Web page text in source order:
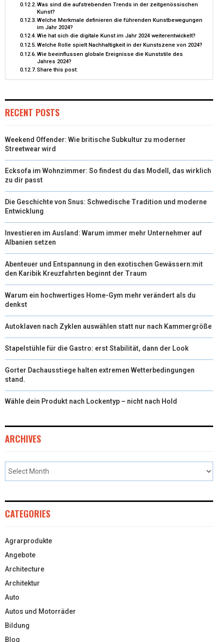
Was sind die aufstrebenden Trends in der zeitgenössischen
Kunst?
Welche Merkmale definieren die führenden Kunstbewegungen
im Jahr 2024?
Wie hat sich die digitale Kunst im Jahr 2024 weiterentwickelt?
Welche Rolle spielt Nachhaltigkeit in der Kunstszene von 2024?
Wie beeinflussen globale Ereignisse die Kunststile des
Jahres 2024?
Share this post:
RECENT POSTS
Weekend Offender: Wie britische Subkultur zu moderner
Streetwear wird
Ecksofa im Wohnzimmer: So findest du das Modell, das wirklich
zu dir passt
Die Geschichte von Snus: Schwedische Tradition und moderne
Entwicklung
Investieren im Ausland: Warum immer mehr Unternehmer auf
Albanien setzen
Abenteuer und Entspannung in den exotischen Gewässern:mit
den Karibik Kreuzfahrten beginnt der Traum
Warum ein hochwertiges Home-Gym mehr verändert als du
denkst
Autoklaven nach Zyklen auswählen statt nur nach Kammergröße
Stapelstühle für die Gastro: erst Stabilität, dann der Look
Gorter Dachausstiege halten extremen Wetterbedingungen
stand.
Wähle dein Produkt nach Lockentyp – nicht nach Hold
ARCHIVES
CATEGORIES
Agrarprodukte
Angebote
Architecture
Architektur
Auto
Autos und Motorräder
Bildung
Blog